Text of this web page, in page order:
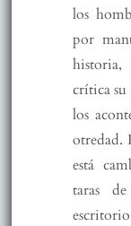
los
por
crítica su
los
otredad.
está
taras